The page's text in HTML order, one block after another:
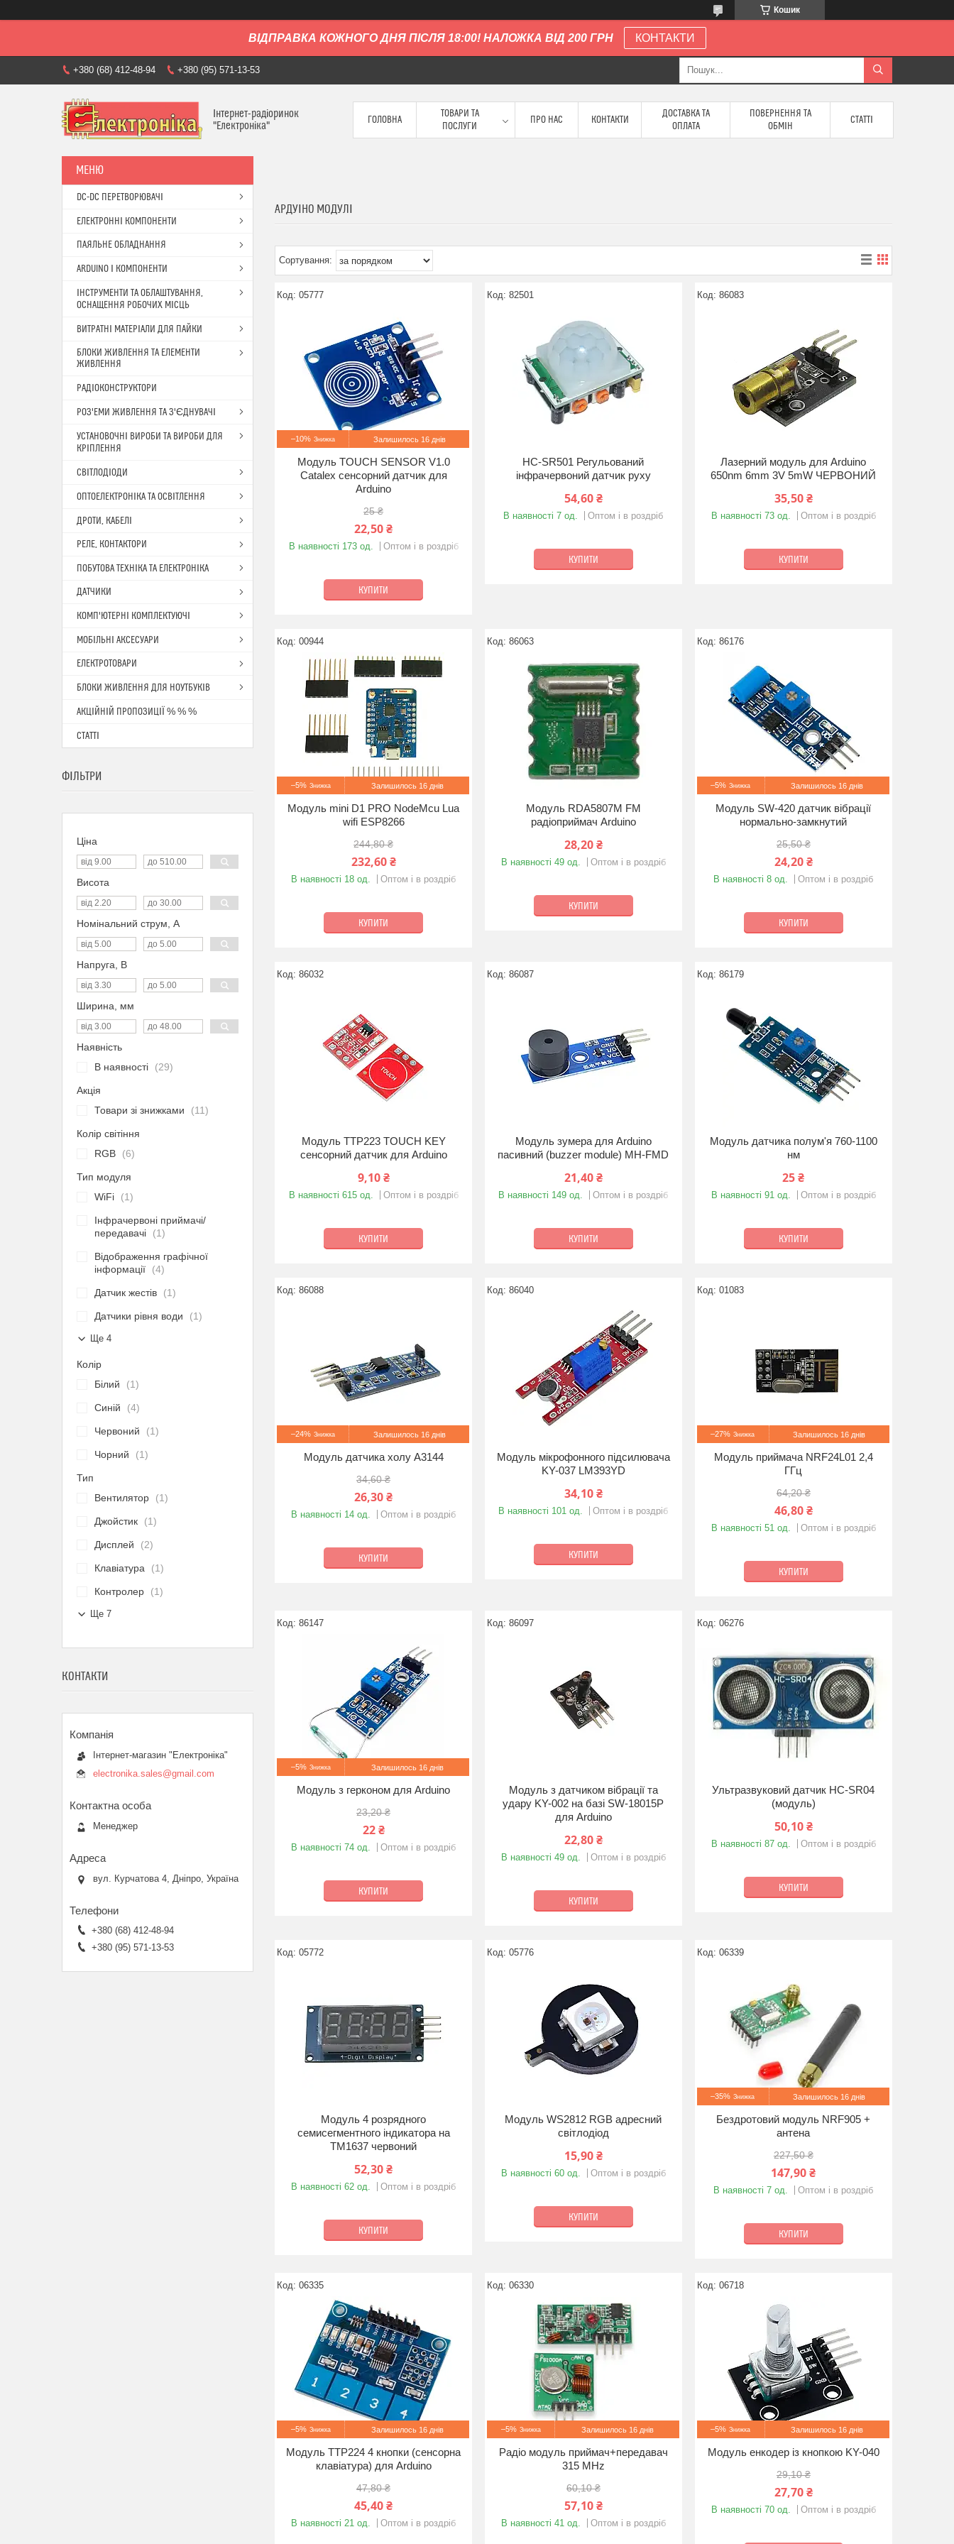
Кошик
ВІДПРАВКА КОЖНОГО ДНЯ ПІСЛЯ 18:00! НАЛОЖКА ВІД 200 ГРН КОНТАКТИ
+380 (68) 412-48-94 +380 (95) 571-13-53
Інтернет-радіоринок
"Електроніка"
ГОЛОВНА
ТОВАРИ ТА
ПОСЛУГИ
ПРО НАС КОНТАКТИ
ДОСТАВКА ТА
ОПЛАТА
ПОВЕРНЕННЯ ТА
ОБМІН
СТАТТІ
АРДУІНО МОДУЛІ
05777
–10% Залишилось 16 днів
Модуль TOUCH SENSOR V1.0
Catalex сенсорний датчик для
Arduino
25 ₴
22,50 ₴
В наявності 173 од. Оптом і в роздріб
КУПИТИ
82501
HC-SR501 Регульований
інфрачервоний датчик руху
54,60 ₴
В наявності 7 од. Оптом і в роздріб
КУПИТИ
86083
Лазерний модуль для Arduino
650nm 6mm 3V 5mW ЧЕРВОНИЙ
35,50 ₴
В наявності 73 од. Оптом і в роздріб
КУПИТИ
00944
–5% Залишилось 16 днів
Модуль mini D1 PRO NodeMcu Lua
wifi ESP8266
244,80 ₴
232,60 ₴
В наявності 18 од. Оптом і в роздріб
КУПИТИ
86063
Модуль RDA5807M FM
радіоприймач Arduino
28,20 ₴
В наявності 49 од. Оптом і в роздріб
КУПИТИ
86176
–5% Залишилось 16 днів
Модуль SW-420 датчик вібрації
нормально-замкнутий
25,50 ₴
24,20 ₴
В наявності 8 од. Оптом і в роздріб
КУПИТИ
86032
Модуль TTP223 TOUCH KEY
сенсорний датчик для Arduino
9,10 ₴
В наявності 615 од. Оптом і в роздріб
КУПИТИ
86087
Модуль зумера для Arduino
пасивний (buzzer module) MH-FMD
21,40 ₴
В наявності 149 од. Оптом і в роздріб
КУПИТИ
86179
Модуль датчика полум'я 760-1100
нм
25 ₴
В наявності 91 од. Оптом і в роздріб
КУПИТИ
86088
–24% Залишилось 16 днів
Модуль датчика холу A3144
34,60 ₴
26,30 ₴
В наявності 14 од. Оптом і в роздріб
КУПИТИ
86040
Модуль мікрофонного підсилювача
KY-037 LM393YD
34,10 ₴
В наявності 101 од. Оптом і в роздріб
КУПИТИ
01083
–27% Залишилось 16 днів
Модуль приймача NRF24L01 2,4
ГГц
64,20 ₴
46,80 ₴
В наявності 51 од. Оптом і в роздріб
КУПИТИ
86147
–5% Залишилось 16 днів
Модуль з герконом для Arduino
23,20 ₴
22 ₴
В наявності 74 од. Оптом і в роздріб
КУПИТИ
86097
Модуль з датчиком вібрації та
удару KY-002 на базі SW-18015P
для Arduino
22,80 ₴
В наявності 49 од. Оптом і в роздріб
КУПИТИ
06276
Ультразвуковий датчик HC-SR04
(модуль)
50,10 ₴
В наявності 87 од. Оптом і в роздріб
КУПИТИ
05772
Модуль 4 розрядного
семисегментного індикатора на
TM1637 червоний
52,30 ₴
В наявності 62 од. Оптом і в роздріб
КУПИТИ
05776
Модуль WS2812 RGB адресний
світлодіод
15,90 ₴
В наявності 60 од. Оптом і в роздріб
КУПИТИ
06339
–35% Залишилось 16 днів
Бездротовий модуль NRF905 +
антена
227,50 ₴
147,90 ₴
В наявності 7 од. Оптом і в роздріб
КУПИТИ
06335
–5% Залишилось 16 днів
Модуль TTP224 4 кнопки (сенсорна
клавіатура) для Arduino
47,80 ₴
45,40 ₴
В наявності 21 од. Оптом і в роздріб
06330
–5% Залишилось 16 днів
Радіо модуль приймач+передавач
315 MHz
60,10 ₴
57,10 ₴
В наявності 41 од. Оптом і в роздріб
06718
–5% Залишилось 16 днів
Модуль енкодер із кнопкою KY-040
29,10 ₴
27,70 ₴
В наявності 70 од. Оптом і в роздріб
DC-DC ПЕРЕТВОРЮВАЧІ
ЕЛЕКТРОННІ КОМПОНЕНТИ
ПАЯЛЬНЕ ОБЛАДНАННЯ
ARDUINO І КОМПОНЕНТИ
ІНСТРУМЕНТИ ТА ОБЛАШТУВАННЯ,
ОСНАЩЕННЯ РОБОЧИХ МІСЦЬ
ВИТРАТНІ МАТЕРІАЛИ ДЛЯ ПАЙКИ
БЛОКИ ЖИВЛЕННЯ ТА ЕЛЕМЕНТИ
ЖИВЛЕННЯ
РАДІОКОНСТРУКТОРИ
РОЗ'ЕМИ ЖИВЛЕННЯ ТА З'ЄДНУВАЧІ
УСТАНОВОЧНІ ВИРОБИ ТА ВИРОБИ ДЛЯ
КРІПЛЕННЯ
СВІТЛОДІОДИ
ОПТОЕЛЕКТРОНІКА ТА ОСВІТЛЕННЯ
ДРОТИ, КАБЕЛІ
РЕЛЕ, КОНТАКТОРИ
ПОБУТОВА ТЕХНІКА ТА ЕЛЕКТРОНІКА
ДАТЧИКИ
КОМП'ЮТЕРНІ КОМПЛЕКТУЮЧІ
МОБІЛЬНІ АКСЕСУАРИ
ЕЛЕКТРОТОВАРИ
БЛОКИ ЖИВЛЕННЯ ДЛЯ НОУТБУКІВ
АКЦІЙНІЙ ПРОПОЗИЦІЇ % % %
СТАТТІ
ФІЛЬТРИ
Ціна
Висота
Номінальний струм, А
Напруга, В
Ширина, мм
Наявність
В наявності
29
Акція
Товари зі знижками
11
Колір світіння
RGB
6
Тип модуля
WiFi
1
Інфрачервоні приймачі/
передавачі
1
Відображення графічної
інформації
4
Датчик жестів 1
Датчики рівня води 1
Ще 4
Колір
Білий
1
Синій 4
Червоний 1
Чорний 1
Тип
Вентилятор
1
Джойстик 1
Дисплей 2
Клавіатура 1
Контролер 1
Ще 7
КОНТАКТИ
Інтернет-магазин "Електроніка"
electronika.sales@gmail.com
Менеджер
вул. Курчатова 4, Дніпро, Україна
+380 (68) 412-48-94
+380 (95) 571-13-53